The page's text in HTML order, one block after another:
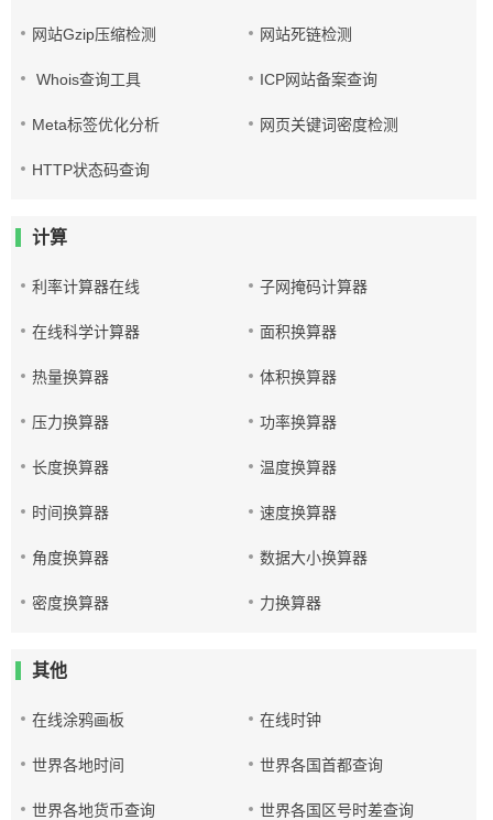
网站Gzip压缩检测 网站死链检测
Whois查询工具 ICP网站备案查询
Meta标签优化分析 网页关键词密度检测
HTTP状态码查询
计算
利率计算器在线 子网掩码计算器
在线科学计算器 面积换算器
热量换算器 体积换算器
压力换算器 功率换算器
长度换算器 温度换算器
时间换算器 速度换算器
角度换算器 数据大小换算器
密度换算器 力换算器
其他
在线涂鸦画板 在线时钟
世界各地时间 世界各国首都查询
世界各地货币查询 世界各国区号时差查询